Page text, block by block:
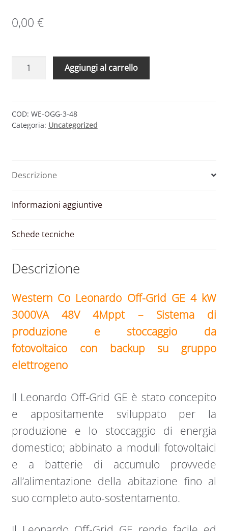
0,00 €
WESTERN
GRID
GE
4MPPT
BACKUP
ELETTROGENO
Aggiungi al carrello
COD: WE-OGG-3-48
Categoria: Uncategorized
Descrizione
Informazioni aggiuntive
Schede tecniche
Descrizione
Western Co Leonardo Off-Grid GE 4 kW
3000VA 48V 4Mppt – Sistema di
produzione e stoccaggio da
fotovoltaico con backup su gruppo
elettrogeno
Il Leonardo Off-Grid GE è stato concepito
e appositamente sviluppato per la
produzione e lo stoccaggio di energia
domestico; abbinato a moduli fotovoltaici
e a batterie di accumulo provvede
all’alimentazione della abitazione fino al
suo completo auto-sostentamento.